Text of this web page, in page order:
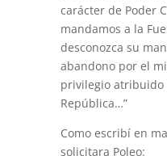
carácter de Poder
mandamos a la
desconozca su
abandono por el
privilegio atribuido
República…”
Como escribí en
solicitara Poleo: